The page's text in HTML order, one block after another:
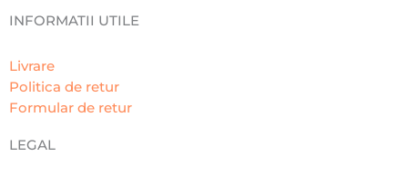
INFORMATII UTILE
Livrare
Politica de retur
Formular de retur
LEGAL